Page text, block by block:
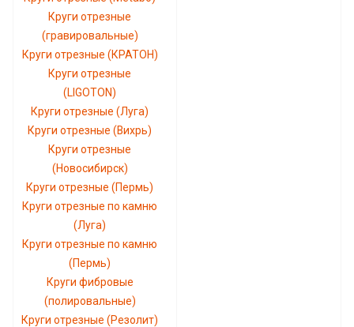
Круги отрезные
(гравировальные)
Круги отрезные (КРАТОН)
Круги отрезные
(LIGOTON)
Круги отрезные (Луга)
Круги отрезные (Вихрь)
Круги отрезные
(Новосибирск)
Круги отрезные (Пермь)
Круги отрезные по камню
(Луга)
Круги отрезные по камню
(Пермь)
Круги фибровые
(полировальные)
Круги отрезные (Резолит)